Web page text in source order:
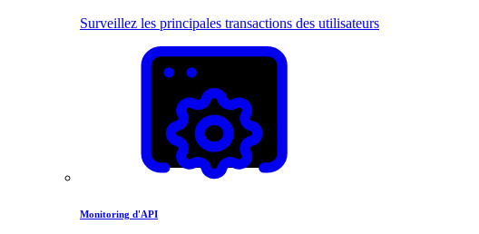
Surveillez les principales transactions des utilisateurs
Monitoring d'API